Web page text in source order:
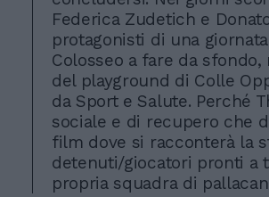
Federica Zudetich e
protagonisti di una
Colosseo a fare da
del playground di Colle
da Sport e Salute. Perché
sociale e di recupero che
film dove si racconterà la
detenuti/giocatori pronti a
propria squadra di